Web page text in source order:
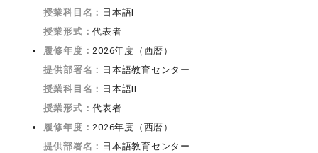
授業科目名： 日本語I
授業形式：代表者
履修年度：2026年度（西暦）
提供部署名： 日本語教育センター
授業科目名： 日本語II
授業形式：代表者
履修年度：2026年度（西暦）
提供部署名： 日本語教育センター